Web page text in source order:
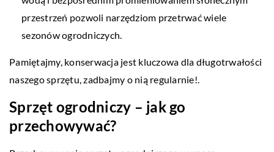
przestrzeń pozwoli narzędziom przetrwać wiele
sezonów ogrodniczych.
Pamiętajmy, konserwacja jest kluczowa dla długotrwałości
naszego sprzętu, zadbajmy o nią regularnie!.
Sprzęt ogrodniczy – jak go
przechowywać?